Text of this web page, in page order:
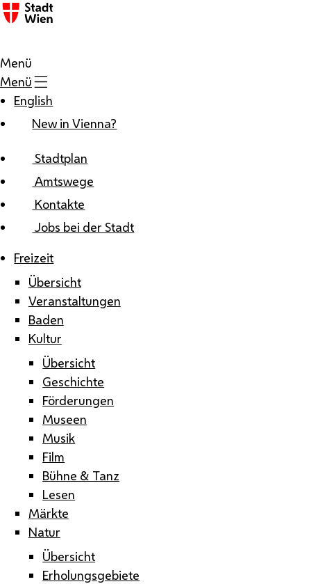
Zum Inhalt
Menü
Menü
English
New in Vienna?
Stadtplan
Amtswege
Kontakte
Jobs bei der Stadt
Freizeit
Übersicht
Veranstaltungen
Baden
Kultur
Übersicht
Geschichte
Förderungen
Museen
Musik
Film
Bühne & Tanz
Lesen
Märkte
Natur
Übersicht
Erholungsgebiete